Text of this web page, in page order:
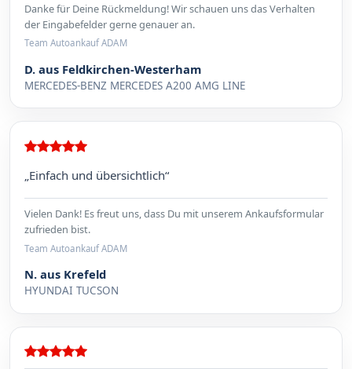
Danke für Deine Rückmeldung! Wir schauen uns das Verhalten
der Eingabefelder gerne genauer an.
Team Autoankauf ADAM
D. aus Feldkirchen-Westerham
MERCEDES-BENZ MERCEDES A200 AMG LINE
„Einfach und übersichtlich“
Vielen Dank! Es freut uns, dass Du mit unserem Ankaufsformular
zufrieden bist.
Team Autoankauf ADAM
N. aus Krefeld
HYUNDAI TUCSON